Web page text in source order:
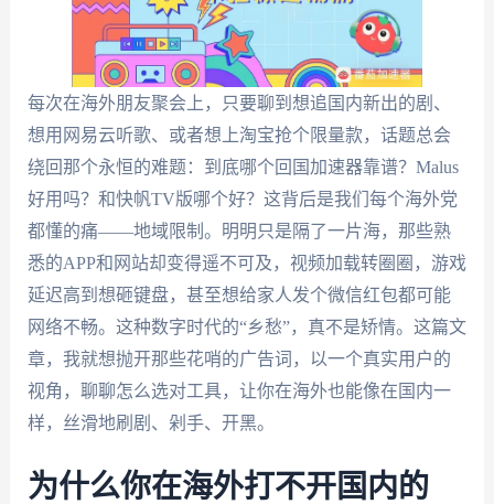
每次在海外朋友聚会上，只要聊到想追国内新出的剧、
想用网易云听歌、或者想上淘宝抢个限量款，话题总会
绕回那个永恒的难题：到底哪个回国加速器靠谱？Malus
好用吗？和快帆TV版哪个好？这背后是我们每个海外党
都懂的痛——地域限制。明明只是隔了一片海，那些熟
悉的APP和网站却变得遥不可及，视频加载转圈圈，游戏
延迟高到想砸键盘，甚至想给家人发个微信红包都可能
网络不畅。这种数字时代的“乡愁”，真不是矫情。这篇文
章，我就想抛开那些花哨的广告词，以一个真实用户的
视角，聊聊怎么选对工具，让你在海外也能像在国内一
样，丝滑地刷剧、剁手、开黑。
为什么你在海外打不开国内的